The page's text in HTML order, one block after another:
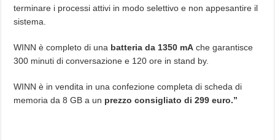
terminare i processi attivi in modo selettivo e non appesantire il
sistema.
WINN è completo di una batteria da 1350 mA che garantisce
300 minuti di conversazione e 120 ore in stand by.
WINN è in vendita in una confezione completa di scheda di
memoria da 8 GB a un prezzo consigliato di 299 euro.”